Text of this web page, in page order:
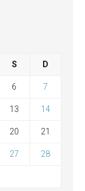
S D
6 7
13 14
20 21
27 28